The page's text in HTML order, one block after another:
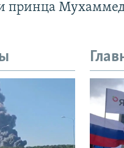
принца